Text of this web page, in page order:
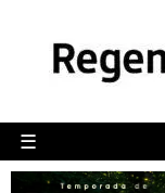
☰